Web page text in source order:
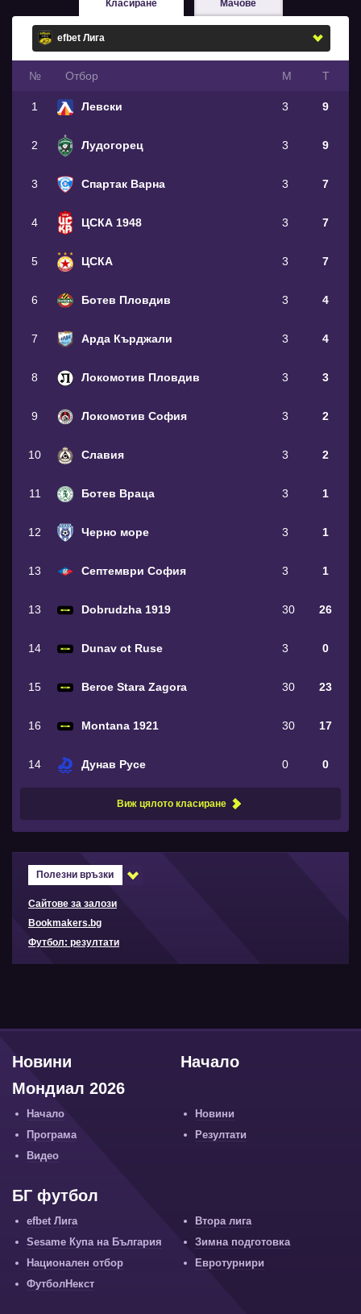
Класиране Мачове
№ Oтбор М Т
1 Левски 3 9
2 Лудогорец 3 9
3 Спартак Варна 3 7
4 ЦСКА 1948 3 7
5 ЦСКА 3 7
6 Ботев Пловдив 3 4
7 Арда Кърджали 3 4
8 Локомотив Пловдив 3 3
9 Локомотив София 3 2
10 Славия 3 2
11 Ботев Враца 3 1
12 Черно море 3 1
13 Септември София 3 1
13 Dobrudzha 1919 30 26
14 Dunav ot Ruse 3 0
15 Beroe Stara Zagora 30 23
16 Montana 1921 30 17
14 Дунав Русе 0 0
Виж цялото класиране
Полезни връзки
Сайтове за залози
Bookmakers.bg
Футбол: резултати
Начало
Новини
Мондиал 2026
Начало
Новини
Програма
Резултати
Видео
БГ футбол
efbet Лига
Втора лига
Sesame Купа на България
Зимна подготовка
Национален отбор
Евротурнири
ФутболНекст